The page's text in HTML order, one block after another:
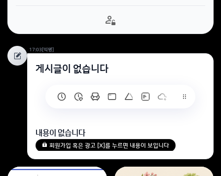
17:03[익명]
게시글이 없습니다
내용이 없습니다
회원가입 혹은 광고 [X]를 누르면 내용이 보입니다